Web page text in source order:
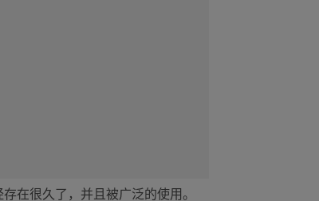
在很久了，并且被广泛的使用。